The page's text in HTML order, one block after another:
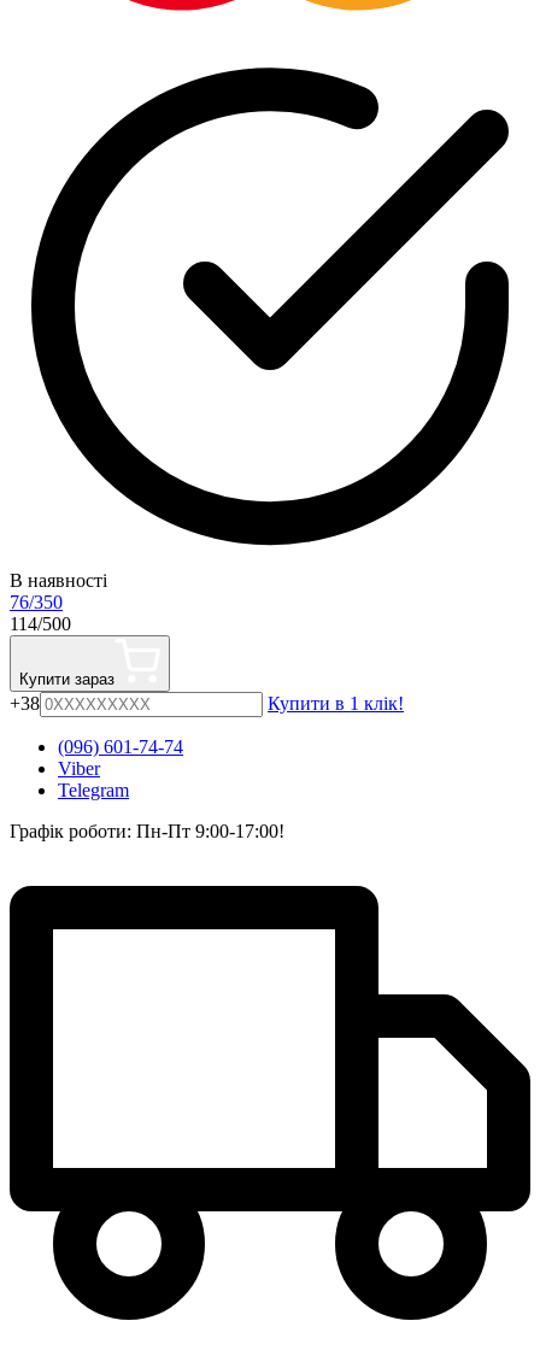
В наявності
76/350
114/500
Купити зараз
+38 Купити в 1 клік!
(096) 601-74-74
Viber
Telegram
Графік роботи: Пн-Пт 9:00-17:00!